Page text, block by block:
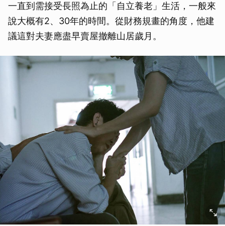
一直到需接受長照為止的「自立養老」生活，一般來
說大概有2、30年的時間。從財務規畫的角度，他建
議這對夫妻應盡早賣屋撤離山居歲月。